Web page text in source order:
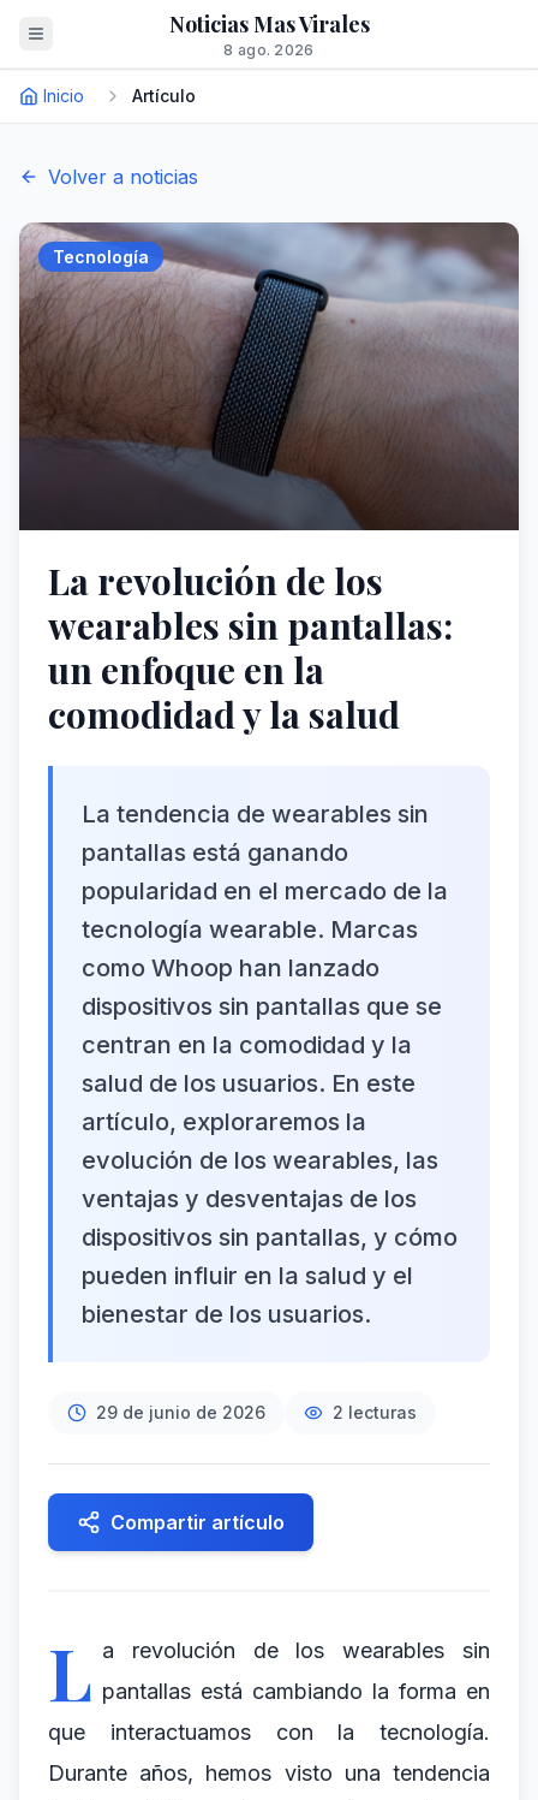
Noticias Mas Virales
8 ago. 2026
Inicio Artículo
Volver a noticias
Tecnología
La revolución de los
wearables sin pantallas:
un enfoque en la
comodidad y la salud
La tendencia de wearables sin
pantallas está ganando
popularidad en el mercado de la
tecnología wearable. Marcas
como Whoop han lanzado
dispositivos sin pantallas que se
centran en la comodidad y la
salud de los usuarios. En este
artículo, exploraremos la
evolución de los wearables, las
ventajas y desventajas de los
dispositivos sin pantallas, y cómo
pueden influir en la salud y el
bienestar de los usuarios.
29 de junio de 2026 2 lecturas
Compartir artículo
L a revolución de los wearables sin
pantallas está cambiando la forma en
que interactuamos con la tecnología.
Durante años, hemos visto una tendencia